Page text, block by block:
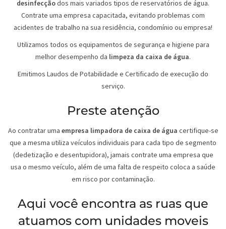
desinfecçãodos mais variados tipos de reservatórios de água.
Contrate uma empresa capacitada, evitando problemas com
acidentes de trabalho na sua residência, condomínio ou empresa!
Utilizamos todos os equipamentos de segurança e higiene para
melhor desempenho da limpeza da caixa de água.
Emitimos Laudos de Potabilidade e Certificado de execução do
serviço.
Preste atenção
Ao contratar uma empresa limpadora de caixa de água certifique-se
que a mesma utiliza veículos individuais para cada tipo de segmento
(dedetização e desentupidora), jamais contrate uma empresa que
usa o mesmo veículo, além de uma falta de respeito coloca a saúde
em risco por contaminação.
Aqui você encontra as ruas que
atuamos com unidades moveis